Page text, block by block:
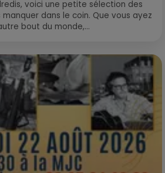
voici une petite sélection des
dans le coin. Que vous ayez
bout du monde,...